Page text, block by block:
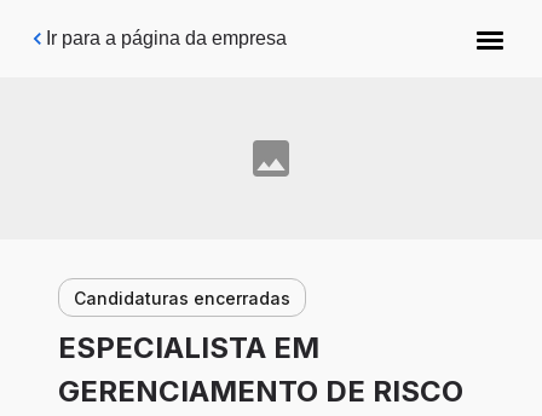
Pular para o conteúdo principal
Ir para a página da empresa
Candidaturas encerradas
ESPECIALISTA EM
GERENCIAMENTO DE RISCO